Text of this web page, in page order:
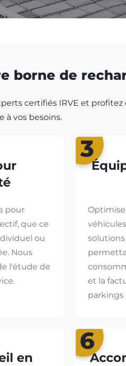
borne de
certifiés IRVE et profitez
à vos besoins.
pour
que ce
ou
Nous
l'étude de
3
et la
parkings
en
6